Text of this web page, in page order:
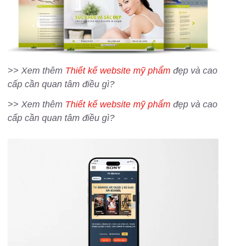
>> Xem thêm Thiết kế website mỹ phẩm đẹp và cao
cấp cần quan tâm điều gì?
>> Xem thêm Thiết kế website mỹ phẩm đẹp và cao
cấp cần quan tâm điều gì?